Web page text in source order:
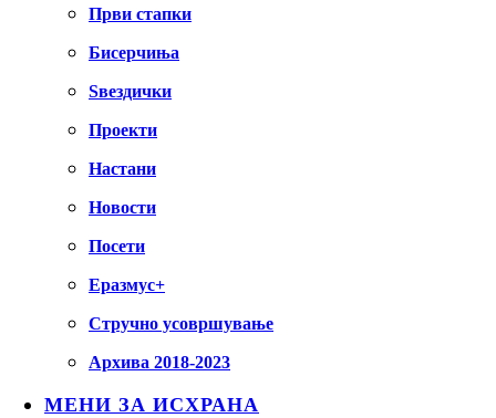
Први стапки
Бисерчиња
Ѕвездички
Проекти
Настани
Новости
Посети
Еразмус+
Стручно усовршување
Архива 2018-2023
МЕНИ ЗА ИСХРАНА